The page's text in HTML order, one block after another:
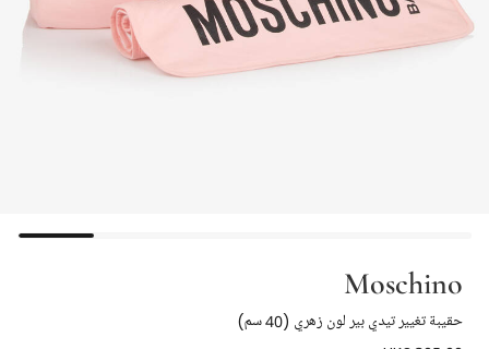
Moschino
حقيبة تغيير تيدي بير لون زهري (40 سم)